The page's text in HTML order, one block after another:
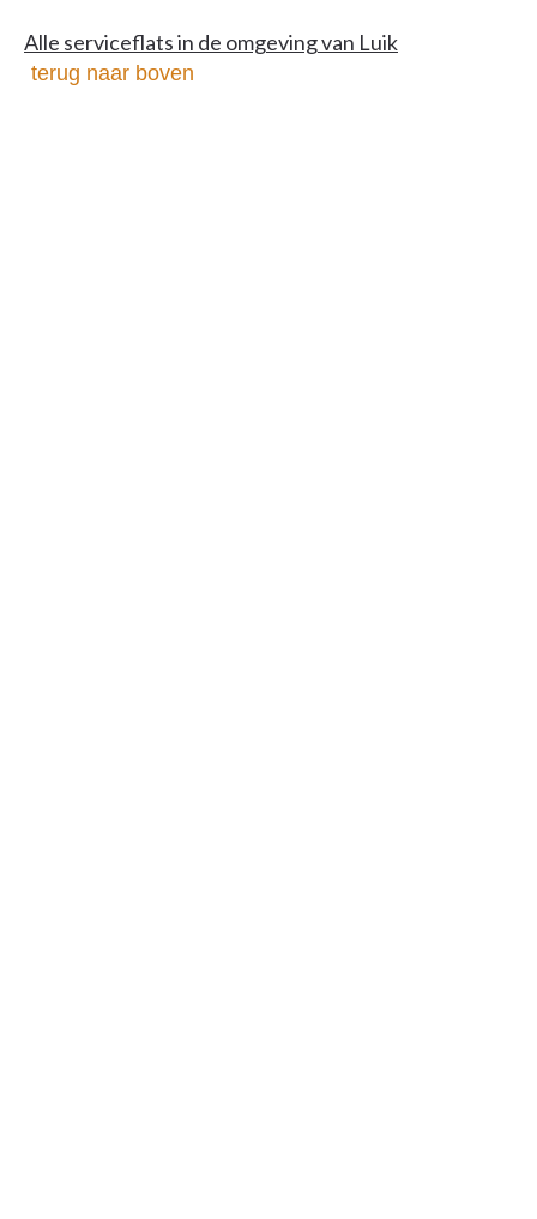
Alle serviceflats in de omgeving van Luik
terug naar boven